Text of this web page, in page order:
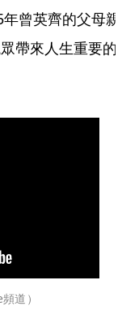
曾英齊的父母親
帶來人生重要的
道）